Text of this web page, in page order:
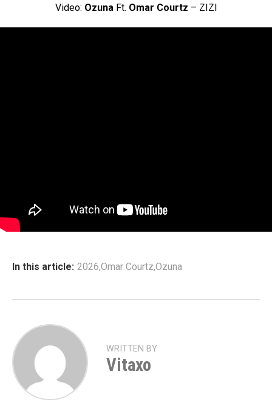
Video: Ozuna Ft. Omar Courtz – ZIZI
In this article: 2026,Omar Courtz,Ozuna
WRITTEN BY
Vitaxo